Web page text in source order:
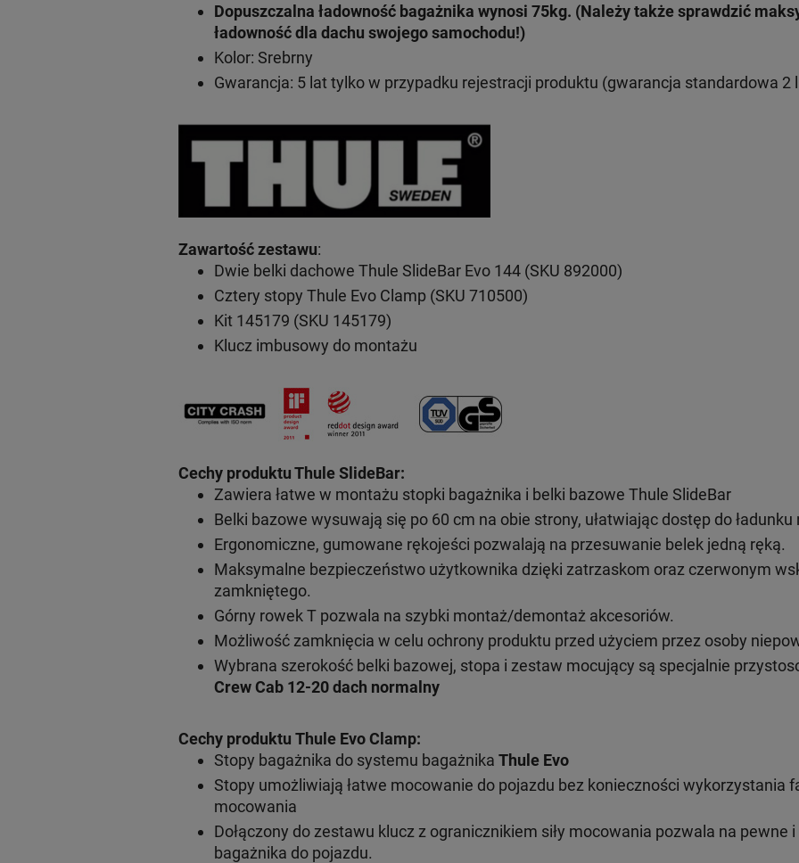
Dopuszczalna ładowność bagażnika wynosi 75kg. (Należy także sprawdzić
ładowność dla dachu swojego samochodu!)
Kolor: Srebrny
Gwarancja: 5 lat tylko w przypadku rejestracji produktu (gwarancja standardowa 2
Zawartość zestawu:
Dwie belki dachowe Thule SlideBar Evo 144 (SKU 892000)
Cztery stopy Thule Evo Clamp (SKU 710500)
Kit 145179 (SKU 145179)
Klucz imbusowy do montażu
Cechy produktu Thule SlideBar:
Zawiera łatwe w montażu stopki bagażnika i belki bazowe Thule SlideBar
Belki bazowe wysuwają się po 60 cm na obie strony, ułatwiając dostęp do
Ergonomiczne, gumowane rękojeści pozwalają na przesuwanie belek jedną ręką.
Maksymalne bezpieczeństwo użytkownika dzięki zatrzaskom oraz czerwonym
zamkniętego.
Górny rowek T pozwala na szybki montaż/demontaż akcesoriów.
Możliwość zamknięcia w celu ochrony produktu przed użyciem przez osoby
Wybrana szerokość belki bazowej, stopa i zestaw mocujący są specjalnie
Crew Cab 12-20 dach normalny
Cechy produktu Thule Evo Clamp:
Stopy bagażnika do systemu bagażnika Thule Evo
Stopy umożliwiają łatwe mocowanie do pojazdu bez konieczności wykorzystania
mocowania
Dołączony do zestawu klucz z ogranicznikiem siły mocowania pozwala na pewne
bagażnika do pojazdu.